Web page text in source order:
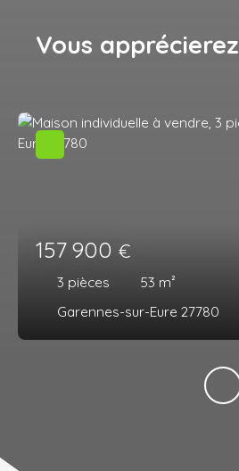
Vous apprécierez
157 900 €
3 pièces 53 m²
Garennes-sur-Eure 27780